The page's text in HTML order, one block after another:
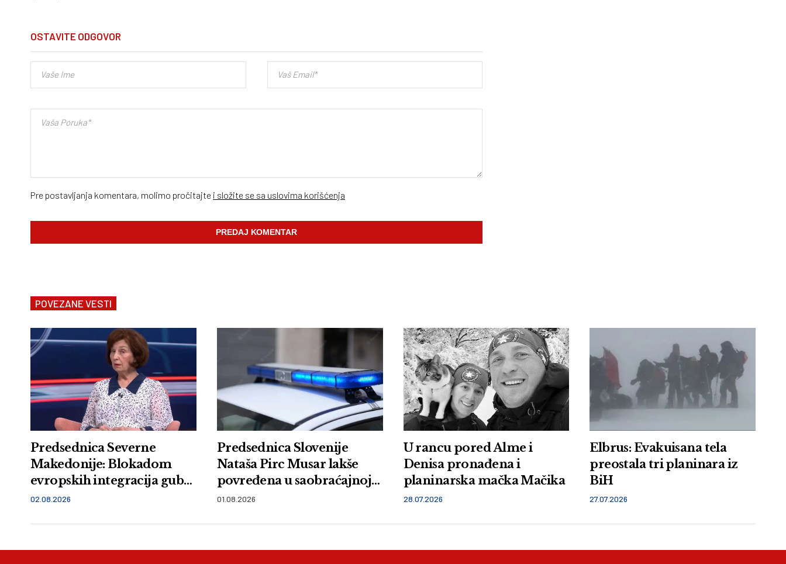
OSTAVITE ODGOVOR
Pre postavljanja komentara, molimo pročitajte i složite se sa uslovima korišćenja
POVEZANE VESTI
Predsednica Severne
Makedonije: Blokadom
evropskih integracija gube
i oni koji blokiraju
02.08.2026
Predsednica Slovenije
Nataša Pirc Musar lakše
povređena u saobraćajnoj
nesreći
01.08.2026
U rancu pored Alme i
Denisa pronađena i
planinarska mačka Mačika
28.07.2026
Elbrus: Evakuisana tela
preostala tri planinara iz
BiH
27.07.2026